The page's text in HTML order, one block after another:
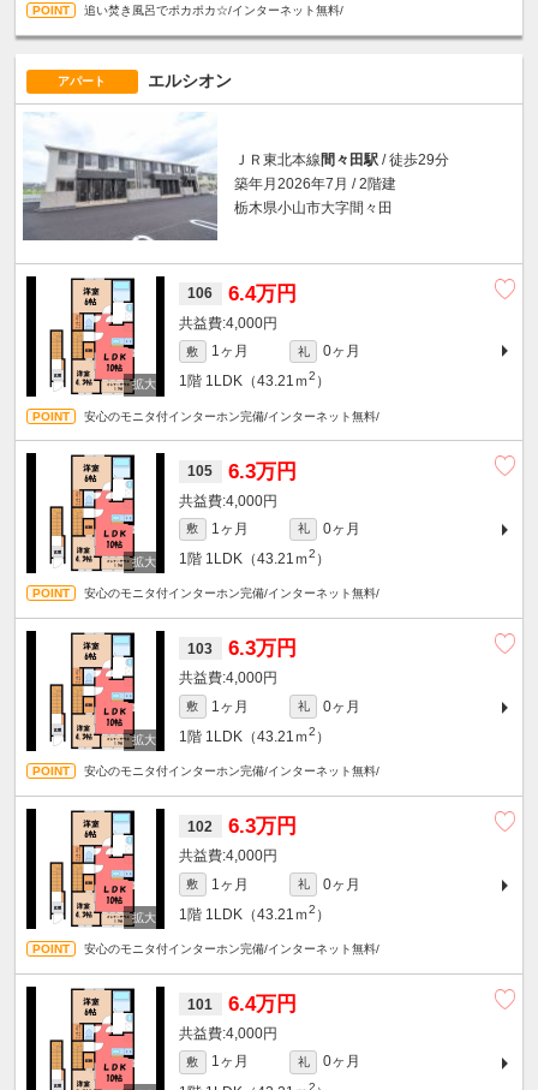
追い焚き風呂でポカポカ☆/インターネット無料/
アパート エルシオン
ＪＲ東北本線間々田駅 / 徒歩29分
築年月2026年7月 / 2階建
栃木県小山市大字間々田
106 6.4万円
4,000円
敷 1ヶ月 礼
0ヶ月
1階 1LDK（43.21ｍ2 ）
安心のモニタ付インターホン完備/インターネット無料/
105 6.3万円
4,000円
敷 1ヶ月 礼
0ヶ月
1階 1LDK（43.21ｍ2 ）
安心のモニタ付インターホン完備/インターネット無料/
103 6.3万円
4,000円
敷 1ヶ月 礼
0ヶ月
1階 1LDK（43.21ｍ2 ）
安心のモニタ付インターホン完備/インターネット無料/
102 6.3万円
4,000円
敷 1ヶ月 礼
0ヶ月
1階 1LDK（43.21ｍ2 ）
安心のモニタ付インターホン完備/インターネット無料/
101 6.4万円
4,000円
敷 1ヶ月 礼
0ヶ月
2